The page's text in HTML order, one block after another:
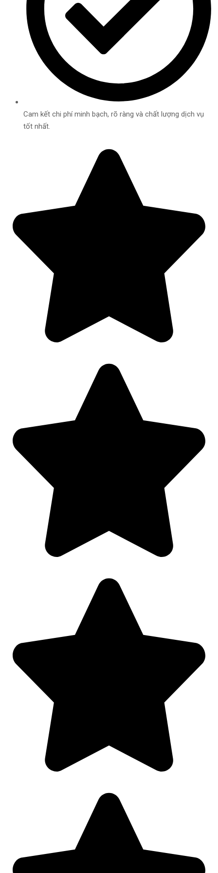
Cam kết chi phí minh bạch, rõ ràng và chất lượng dịch vụ
tốt nhất.